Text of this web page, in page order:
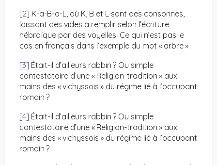
[2] K-a-B-a-L, où K, B et L sont des consonnes,
laissant des vides à remplir selon l’écriture
hébraïque par des voyelles. Ce qui n’est pas le
cas en français dans l’exemple du mot « arbre ».
[3] Était-il d’ailleurs rabbin ? Ou simple
contestataire d’une « Religion-tradition » aux
mains des « vichyssois » du régime lié à l’occupant
romain ?
[4] Était-il d’ailleurs rabbin ? Ou simple
contestataire d’une « Religion-tradition » aux
mains des « vichyssois » du régime lié à l’occupant
romain ?